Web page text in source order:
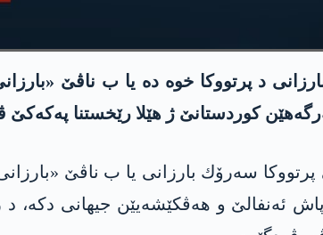
سه‌رۆك بارزانی یا ب ناڤێ